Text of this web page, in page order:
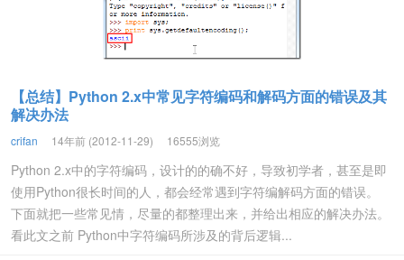
【总结】Python 2.x中常见字符编码和解码方面的错误及其
解决办法
crifan 14年前 (2012-11-29) 16555浏览
Python 2.x中的字符编码，设计的的确不好，导致初学者，甚至是即
使用Python很长时间的人，都会经常遇到字符编解码方面的错误。
下面就把一些常见情，尽量的都整理出来，并给出相应的解决办法。
看此文之前 Python中字符编码所涉及的背后逻辑...